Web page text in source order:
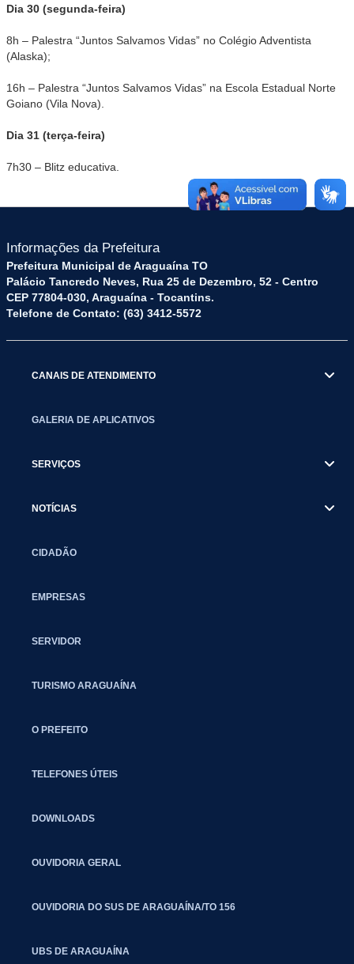
Dia 30 (segunda-feira)
8h – Palestra “Juntos Salvamos Vidas” no Colégio Adventista
(Alaska);
16h – Palestra “Juntos Salvamos Vidas” na Escola Estadual Norte
Goiano (Vila Nova).
Dia 31 (terça-feira)
7h30 – Blitz educativa.
Informações da Prefeitura
Prefeitura Municipal de Araguaína TO
Palácio Tancredo Neves, Rua 25 de Dezembro, 52 - Centro
CEP 77804-030, Araguaína - Tocantins.
Telefone de Contato: (63) 3412-5572
CANAIS DE ATENDIMENTO
GALERIA DE APLICATIVOS
SERVIÇOS
NOTÍCIAS
CIDADÃO
EMPRESAS
SERVIDOR
TURISMO ARAGUAÍNA
O PREFEITO
TELEFONES ÚTEIS
DOWNLOADS
OUVIDORIA GERAL
OUVIDORIA DO SUS DE ARAGUAÍNA/TO 156
UBS DE ARAGUAÍNA